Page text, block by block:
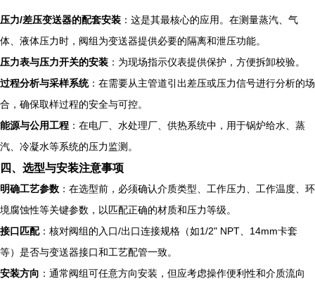
压力/差压变送器的配套安装 ：这是其最核心的应用。在测量蒸汽、气
体、液体压力时，阀组为变送器提供必要的隔离和泄压功能。
压力表与压力开关的安装 ：为现场指示仪表提供保护，方便拆卸校验。
过程分析与采样系统：在需要从主管道引出差压或压力信号进行分析的场
合，确保取样过程的安全与可控。
能源与公用工程 ：在电厂、水处理厂、供热系统中，用于锅炉给水、蒸
汽、冷凝水等系统的压力监测。
四、选型与安装注意事项
明确工艺参数 ：在选型前，必须确认介质类型、工作压力、工作温度、环
境腐蚀性等关键参数，以匹配正确的材质和压力等级。
接口匹配：核对阀组的入口/出口连接规格（如1/2" NPT、14mm卡套
等）是否与变送器接口和工艺配管一致。
安装方向 ：通常阀组可任意方向安装，但应考虑操作便利性和介质流向